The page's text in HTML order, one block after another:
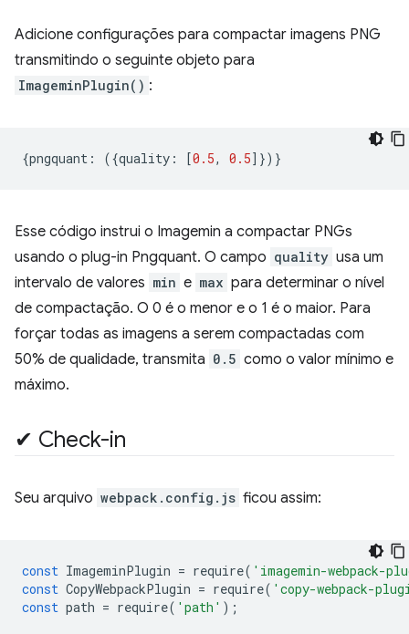
Adicione configurações para compactar imagens PNG
transmitindo o seguinte objeto para
ImageminPlugin() :
{pngquant : ({quality : [0.5, 0.5]})}
Esse código instrui o Imagemin a compactar PNGs
usando o plug-in Pngquant. O campo quality usa um
intervalo de valores min e max para determinar o nível
de compactação. O 0 é o menor e o 1 é o maior. Para
forçar todas as imagens a serem compactadas com
50% de qualidade, transmita 0.5 como o valor mínimo e
máximo.
✔︎ Check-in
Seu arquivo webpack.config.js ficou assim:
const ImageminPlugin = require( 'imagemin-webpack-
const CopyWebpackPlugin = require( 'copy-webpack-
const path = require( 'path' );